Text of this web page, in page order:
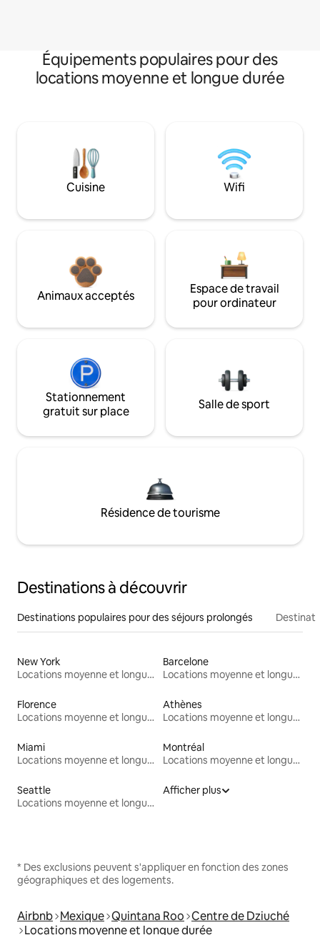
Équipements populaires pour des
locations moyenne et longue durée
Cuisine Wifi
Animaux acceptés
Espace de travail
pour ordinateur
Stationnement
gratuit sur place
Salle de sport
Résidence de tourisme
Destinations à découvrir
Destinations populaires pour des séjours prolongés
New York
Locations moyenne et longue durée
Barcelone
Locations moyenne et longue durée
Florence
Locations moyenne et longue durée
Athènes
Locations moyenne et longue durée
Miami
Locations moyenne et longue durée
Montréal
Locations moyenne et longue durée
Seattle
Locations moyenne et longue durée
Afficher plus
* Des exclusions peuvent s'appliquer en fonction des zones
géographiques et des logements.
Airbnb Mexique Quintana Roo Centre de Dziuché
Locations moyenne et longue durée